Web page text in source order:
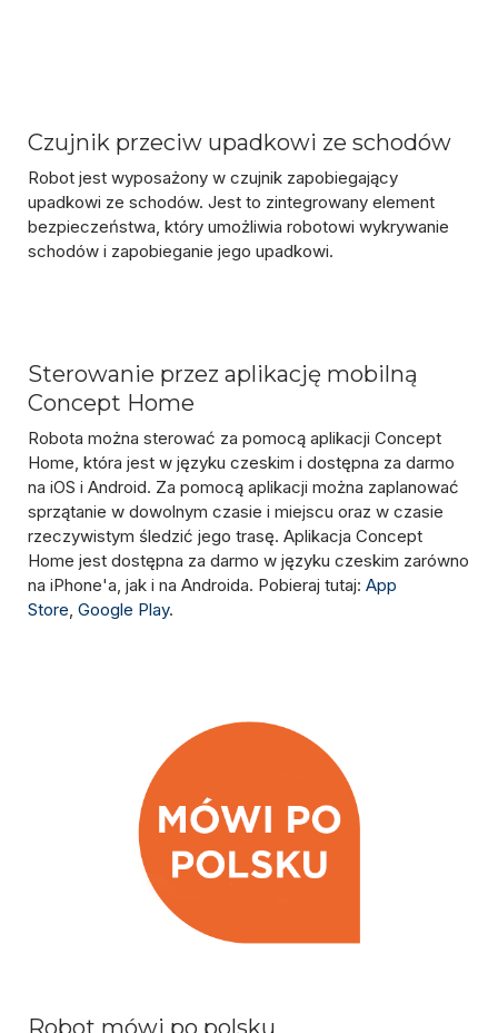
Czujnik przeciw upadkowi ze schodów
Robot jest wyposażony w czujnik zapobiegający
upadkowi ze schodów. Jest to zintegrowany element
bezpieczeństwa, który umożliwia robotowi wykrywanie
schodów i zapobieganie jego upadkowi.
Sterowanie przez aplikację mobilną
Concept Home
Robota można sterować za pomocą aplikacji Concept
Home, która jest w języku czeskim i dostępna za darmo
na iOS i Android. Za pomocą aplikacji można zaplanować
sprzątanie w dowolnym czasie i miejscu oraz w czasie
rzeczywistym śledzić jego trasę. Aplikacja Concept
Home jest dostępna za darmo w języku czeskim zarówno
na iPhone'a, jak i na Androida. Pobieraj tutaj: App
Store, Google Play.